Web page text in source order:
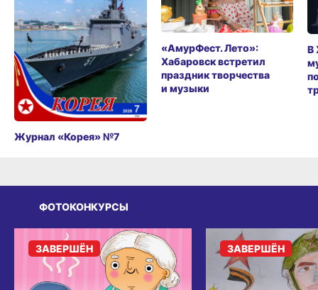
Журнал «Корея» №7
«АмурФест. Лето»:
Хабаровск встретил
праздник творчества
и музыки
В
ФОТОКОНКУРСЫ
ЗАВЕРШЁН ЗАВЕРШЁН